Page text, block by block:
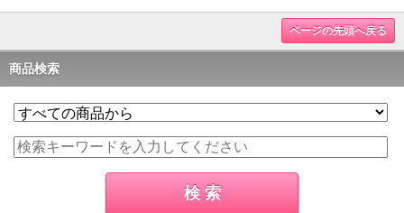
ページの先頭へ戻る
商品検索